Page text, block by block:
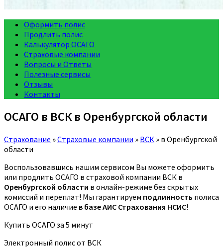
Оформить полис
Продлить полис
Калькулятор ОСАГО
Страховые компании
Вопросы и Ответы
Полезные сервисы
Отзывы
Контакты
ОСАГО в ВСК в Оренбургской области
Страхование »Страховые компании » ВСК » в Оренбургской
области
Воспользовавшись нашим сервисом Вы можете оформить
или продлить ОСАГО в страховой компании ВСК в
Оренбургской области в онлайн-режиме без скрытых
комиссий и переплат! Мы гарантируем подлинность полиса
ОСАГО и его наличие в базе АИС Страхования НСИС!
Купить ОСАГО за 5 минут
Электронный полис от ВСК